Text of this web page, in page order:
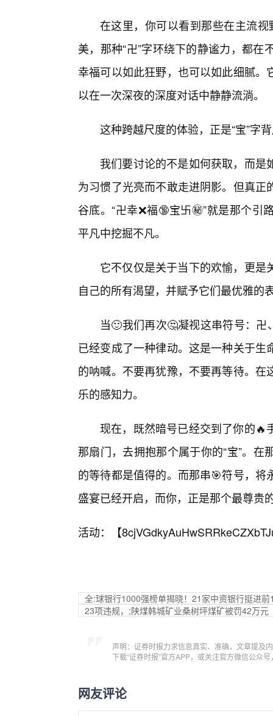
在这里，你可以看到那些在主流视
美，那种“卍”字环绕下的静谧力，都
幸福可以如此狂野，也可以如此细腻
以在一次深夜的深度对话中静静流淌。
这种跨越尺度的体验，正是“宝”字
我们要讨论的不是如何获取，而
为习惯了光亮而不敢走进阴影。但真
谷底。“卍幸❌福🔞宝卐㊙️”就是那个
平凡中挖掘不凡。
它不仅仅是关于当下的欢愉，更
自己的所有渴望，并赋予它们最优雅的
当🙂我们再次🤔凝视这串符号：
已经变成了一种律动。这是一种关于
的呐喊。不要再犹豫，不要再等待。
乐的感知力。
现在，既然暗号已经交到了你的🔥
那扇门，去拥抱那个属于你的“宝”。
的等待都是值得的。而那串🎯符号，
盛宴已经开启，而你，正是那个最尊贵
活动：【
全:球银行1000强榜单揭晓！21家中资银行挺进
23项违规，;陕煤韩城矿业桑树坪煤矿被罚42万元
声明：证券时报力求信息真实、准确，文章提及
下载“证券时报”官方APP，或关注官方微信公众
网友评论